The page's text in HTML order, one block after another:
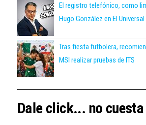
El registro telefónico, como
Hugo González en El Universal
Tras fiesta futbolera,
MSI realizar pruebas de ITS
Dale click... no cuesta